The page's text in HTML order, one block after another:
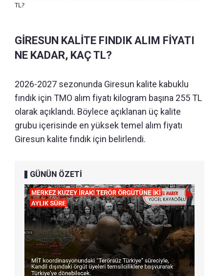
TL?
GİRESUN KALİTE FINDIK ALIM FİYATI
NE KADAR, KAÇ TL?
2026-2027 sezonunda Giresun kalite kabuklu
fındık için TMO alım fiyatı kilogram başına 255 TL
olarak açıklandı. Böylece açıklanan üç kalite
grubu içerisinde en yüksek temel alım fiyatı
Giresun kalite fındık için belirlendi.
GÜNÜN ÖZETİ